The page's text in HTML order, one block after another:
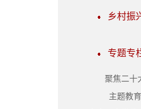
乡村振
专题专
聚焦二十
主题教育